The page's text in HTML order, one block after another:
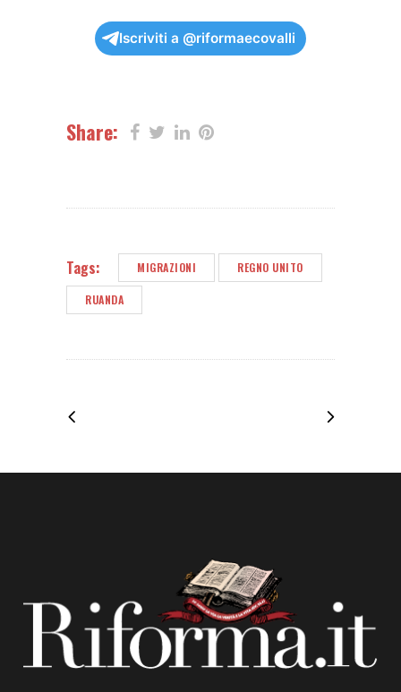
Iscriviti a @riformaecovalli
Share:
Tags: MIGRAZIONI REGNO UNITO
RUANDA